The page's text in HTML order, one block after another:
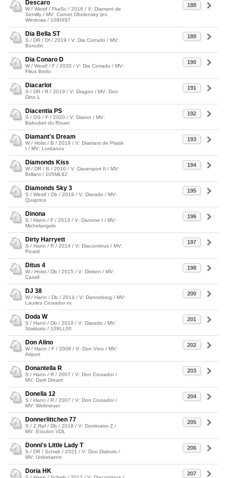
188
Descaro
W / Westf / FkaSc / 2016 / V: Diamant de
Semilly / MV: Cornet Obolensky (ex:
Windows / 109IX97
189
Dia Bella ST
S / DR / Df / 2019 / V: Dia Corrado / MV:
Borodin
190
Dia Conaro D
W / Westf / F / 2020 / V: Dia Corrado / MV:
Filius Bedo
191
Diacarlot
S / DR / R / 2019 / V: Dragon / MV: Don
Dino L
192
Diacentia PS
S / OS / F / 2020 / V: Diaron / MV:
Baloubet du Rouet
193
Diamant's Dream
W / Holst / B / 2019 / V: Diamant de Plaisir
I / MV: Lordanos
194
Diamonds Kiss
W / DR / B / 2010 / V: Davenport II / MV:
Brillant / 105ML82
195
Diamonds Sky 3
S / Westf / Db / 2019 / V: Diarado / MV:
Quaprice
196
Dinona
S / Hann / F / 2013 / V: Danone I / MV:
Michelangelo
197
Dirty Harryett
S / Hann / R / 2014 / V: Diacontinus / MV:
Picard
198
Ditus 4
W / Holst / Db / 2015 / V: Dinken / MV:
Casall
200
DJ 38
W / Hann / Db / 2014 / V: Dannebrog / MV:
Lauries Crusador xx
201
Doda W
S / Hann / Db / 2019 / V: Diarado / MV:
Stakkato / 109LL00
202
Don Alino
W / Hann / F / 2008 / V: Don Vino / MV:
Airport
203
Donantella R
S / Hann / R / 2007 / V: Don Crusador /
MV: Dark Dream
204
Donella 12
S / Hann / R / 2007 / V: Don Crusador /
MV: Weltmeyer
205
Donnerlittchen 77
S / Z.Rpf / Db / 2018 / V: Dominator Z /
MV: Etoulon VDL
206
Donni's Little Lady T
S / DR / Schwb / 2021 / V: Don Diabolo /
MV: Unbekannt
207
Doria HK